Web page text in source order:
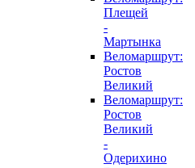
Плещей
-
Мартынка
Веломаршрут:
Ростов
Великий
Веломаршрут:
Ростов
Великий
-
Одерихино